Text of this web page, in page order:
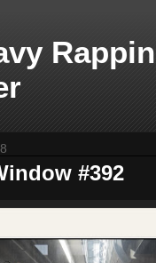
#392